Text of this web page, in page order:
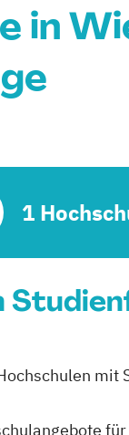
in
1
mit
für